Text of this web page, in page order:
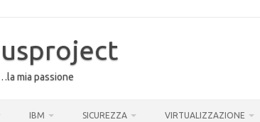
mia passione
IBM SICUREZZA VIRTUALIZZAZIONE